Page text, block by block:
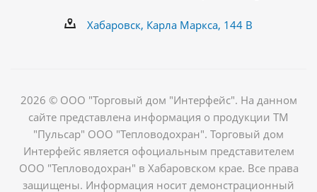
Хабаровск, Карла Маркса, 144 В
2026 © ООО "Торговый дом "Интерфейс". На данном
сайте представлена информация о продукции ТМ
"Пульсар" ООО "Тепловодохран". Торговый дом
Интерфейс является офоциальным представителем
ООО "Тепловодохран" в Хабаровском крае. Все права
защищены. Информация носит демонстрационный